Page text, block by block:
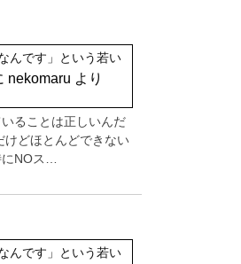
んです」という若い
nekomaru より
ることは正しいんだ
けどほとんどできない
NOス…
んです」という若い